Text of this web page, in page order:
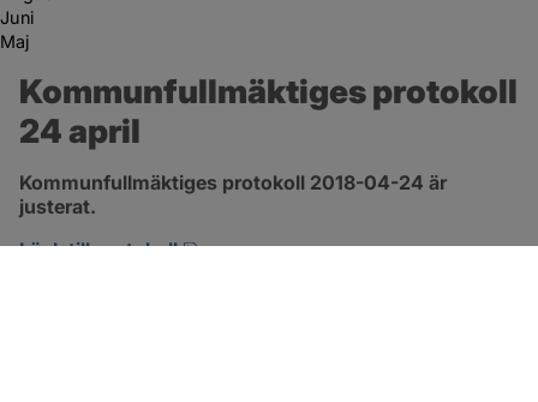
Juni
Maj
Kommunfullmäktiges protokoll
24 april
Kommunfullmäktiges protokoll 2018-04-24 är
justerat.
Länk till protokoll
pdf, 2.9 MB, öppnas i nytt fönster.